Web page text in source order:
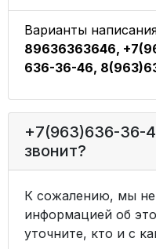
Варианты
89636363646,
636-36-46,
+7(963)636-36-
звонит?
К сожалению, мы не
информацией об
уточните, кто и с